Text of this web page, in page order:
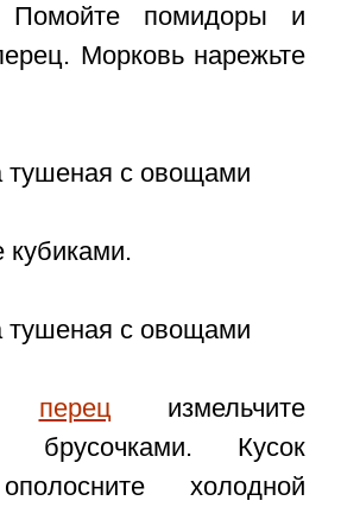
Помойте помидоры и
Морковь нарежьте
кубиками.
перецизмельчите
брусочками. Кусок
холодной